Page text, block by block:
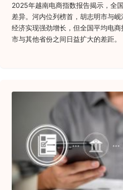
2025年越南电商指数报告揭示，全
差异。河内位列榜首，胡志明市与
经济实现强劲增长，但全国平均电
市与其他省份之间日益扩大的差距。